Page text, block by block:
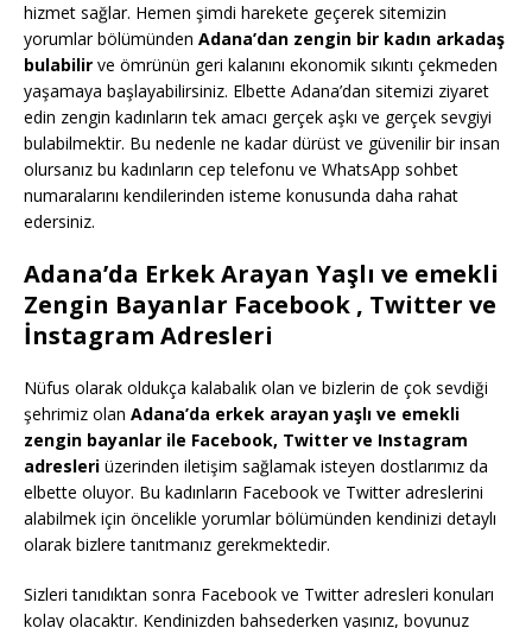
hizmet sağlar. Hemen şimdi harekete geçerek sitemizin
yorumlar bölümünden Adana’dan zengin bir kadın arkadaş
bulabilir ve ömrünün geri kalanını ekonomik sıkıntı çekmeden
yaşamaya başlayabilirsiniz. Elbette Adana’dan sitemizi ziyaret
edin zengin kadınların tek amacı gerçek aşkı ve gerçek sevgiyi
bulabilmektir. Bu nedenle ne kadar dürüst ve güvenilir bir insan
olursanız bu kadınların cep telefonu ve WhatsApp sohbet
numaralarını kendilerinden isteme konusunda daha rahat
edersiniz.
Adana’da Erkek Arayan Yaşlı ve emekli
Zengin Bayanlar Facebook , Twitter ve
İnstagram Adresleri
Nüfus olarak oldukça kalabalık olan ve bizlerin de çok sevdiği
şehrimiz olan Adana’da erkek arayan yaşlı ve emekli
zengin bayanlar ile Facebook, Twitter ve Instagram
adresleri üzerinden iletişim sağlamak isteyen dostlarımız da
elbette oluyor. Bu kadınların Facebook ve Twitter adreslerini
alabilmek için öncelikle yorumlar bölümünden kendinizi detaylı
olarak bizlere tanıtmanız gerekmektedir.
Sizleri tanıdıktan sonra Facebook ve Twitter adresleri konuları
kolay olacaktır. Kendinizden bahsederken yaşınız, boyunuz